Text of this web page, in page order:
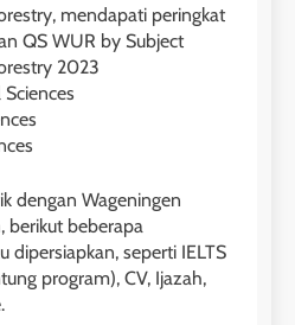
mendapati peringkat
QS WUR by Subject
2023
dengan Wageningen
berikut beberapa
dipersiapkan, seperti IELTS
program), CV, Ijazah,